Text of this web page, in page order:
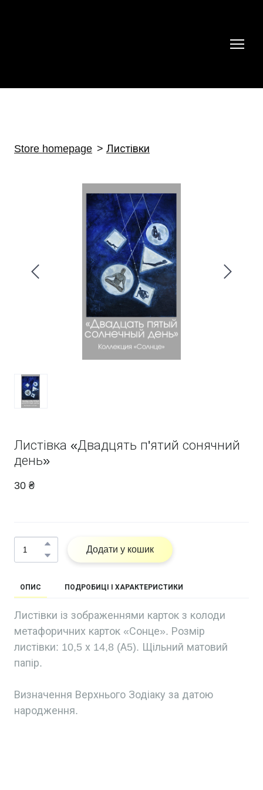
Store homepage Листівки
Листівка «Двадцять п'ятий сонячний
день»
30 ₴
Додати у кошик
ОПИС ПОДРОБИЦІ І ХАРАКТЕРИСТИКИ
Листівки із зображеннями карток з колоди
метафоричних карток «Сонце». Розмір
листівки: 10,5 х 14,8 (А5). Щільний матовий
папір.
Визначення Верхнього Зодіаку за датою
народження.